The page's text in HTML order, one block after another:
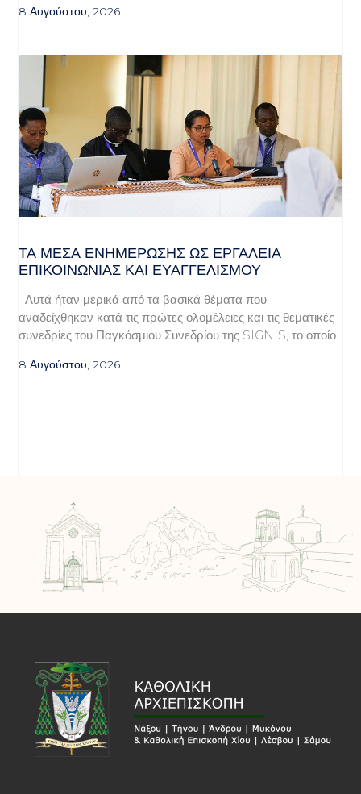
8 Αυγούστου, 2026
ΤΑ ΜΈΣΑ ΕΝΗΜΈΡΩΣΗΣ ΩΣ ΕΡΓΑΛΕΊΑ
ΕΠΙΚΟΙΝΩΝΊΑΣ ΚΑΙ ΕΥΑΓΓΕΛΙΣΜΟΎ
Αυτά ήταν μερικά από τα βασικά θέματα που
αναδείχθηκαν κατά τις πρώτες ολομέλειες και τις θεματικές
συνεδρίες του Παγκόσμιου Συνεδρίου της SIGNIS, το οποίο
8 Αυγούστου, 2026